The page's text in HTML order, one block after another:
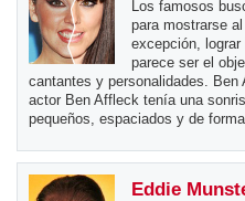
Los famosos
para mostrarse
excepción,
parece ser el
cantantes y personalidades.
actor Ben Affleck tenía una
pequeños, espaciados y de
Eddie